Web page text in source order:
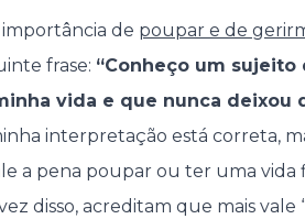
de poupar e de
frase: “Conheço um sujeito
vida e que nunca deixou
interpretação está correta,
a pena poupar ou ter uma vida
disso, acreditam que mais vale